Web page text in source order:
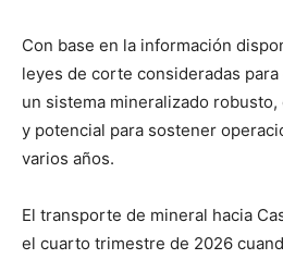
Con base en la información
leyes de corte consideradas
un sistema mineralizado
y potencial para sostener
varios años.
El transporte de mineral hacia
el cuarto trimestre de 2026